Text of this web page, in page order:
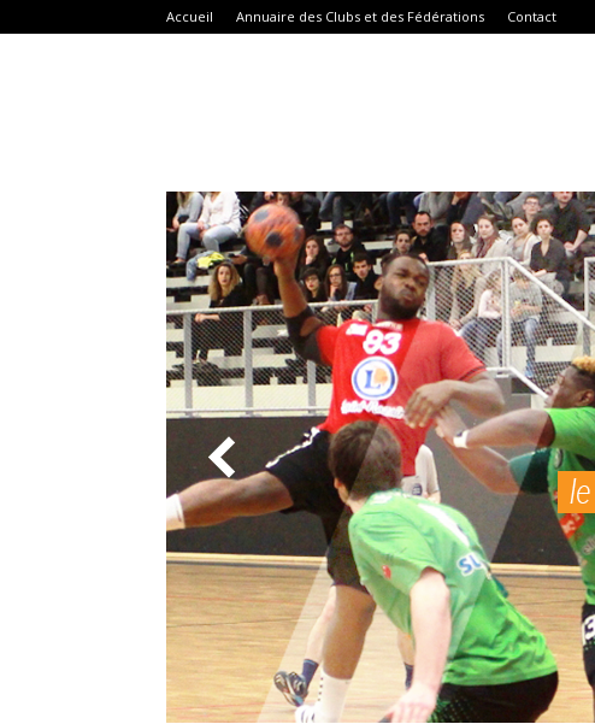
Accueil Annuaire des Clubs et des Fédérations Contact